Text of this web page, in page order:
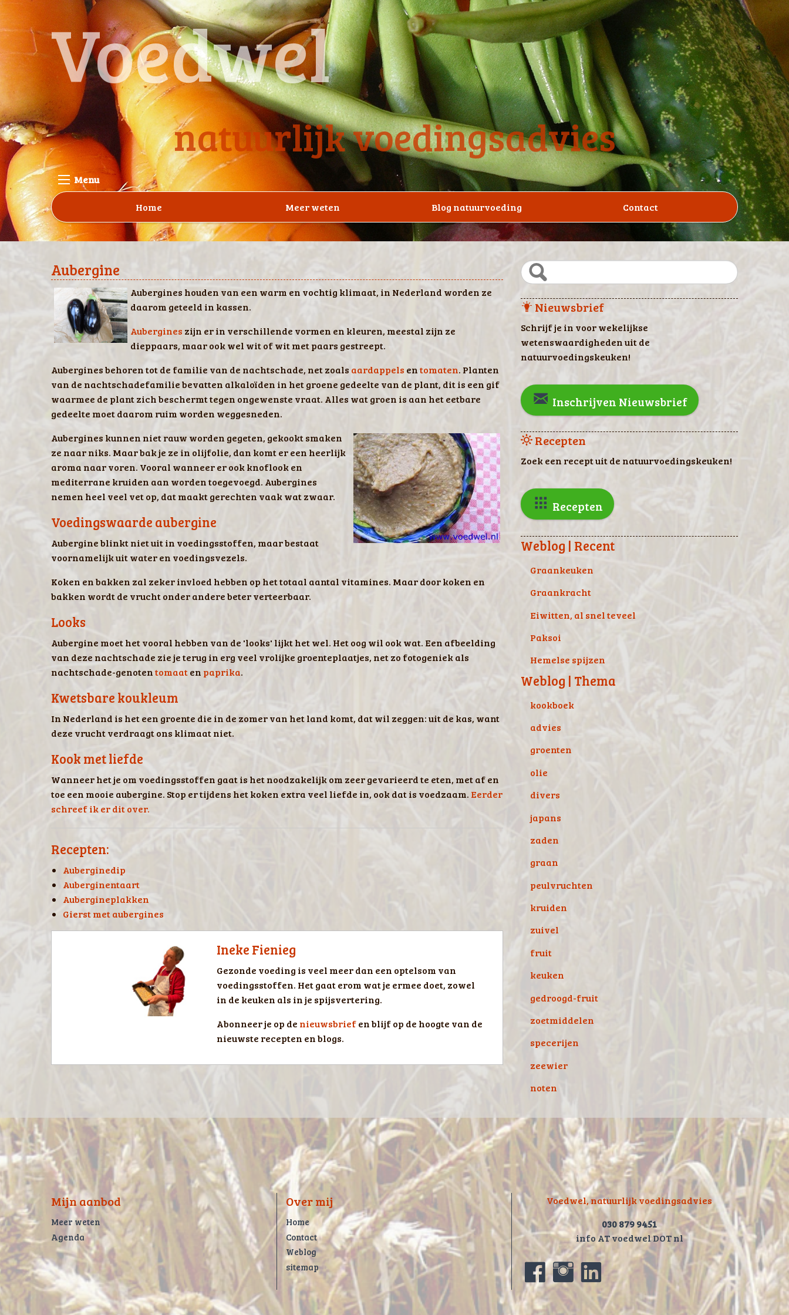
Voedwel
natuurlijk voedingsadvies
Menu
Home Meer weten Blog natuurvoeding Contact
Aubergine
Aubergines houden van een warm en vochtig klimaat, in Nederland worden ze
daarom geteeld in kassen.
Aubergines zijn er in verschillende vormen en kleuren, meestal zijn ze
dieppaars, maar ook wel wit of wit met paars gestreept.
Aubergines behoren tot de familie van de nachtschade, net zoals aardappels entomaten. Planten
van de nachtschadefamilie bevatten alkaloïden in het groene gedeelte van de plant, dit is een gif
waarmee de plant zich beschermt tegen ongewenste vraat. Alles wat groen is aan het eetbare
gedeelte moet daarom ruim worden weggesneden.
Aubergines kunnen niet rauw worden gegeten, gekookt smaken
ze naar niks. Maar bak je ze in olijfolie, dan komt er een heerlijk
aroma naar voren. Vooral wanneer er ook knoflook en
mediterrane kruiden aan worden toegevoegd. Aubergines
nemen heel veel vet op, dat maakt gerechten vaak wat zwaar.
Voedingswaarde aubergine
Aubergine blinkt niet uit in voedingsstoffen, maar bestaat
voornamelijk uit water en voedingsvezels.
Koken en bakken zal zeker invloed hebben op het totaal aantal vitamines. Maar door koken en
bakken wordt de vrucht onder andere beter verteerbaar.
Looks
Aubergine moet het vooral hebben van de 'looks' lijkt het wel. Het oog wil ook wat. Een afbeelding
van deze nachtschade zie je terug in erg veel vrolijke groenteplaatjes, net zo fotogeniek als
nachtschade-genotentomaaten paprika.
Kwetsbare koukleum
In Nederland is het een groente die in de zomer van het land komt, dat wil zeggen: uit de kas, want
deze vrucht verdraagt ons klimaat niet.
Kook met liefde
Wanneer het je om voedingsstoffen gaat is het noodzakelijk om zeer gevarieerd te eten, met af en
toe een mooie aubergine. Stop er tijdens het koken extra veel liefde in, ook dat is voedzaam. Eerder
schreef ik er dit over.
Recepten:
Auberginedip
Auberginentaart
Aubergineplakken
Gierst met aubergines
Ineke Fienieg
Gezonde voeding is veel meer dan een optelsom van
voedingsstoffen. Het gaat erom wat je ermee doet, zowel
in de keuken als in je spijsvertering.
Abonneer je op de nieuwsbriefen blijf op de hoogte van de
nieuwste recepten en blogs.
Nieuwsbrief
Schrijf je in voor wekelijkse
wetenswaardigheden uit de
natuurvoedingskeuken!
Inschrijven Nieuwsbrief
Recepten
Zoek een recept uit de natuurvoedingskeuken!
Recepten
Weblog | Recent
Graankeuken
Graankracht
Eiwitten, al snel teveel
Paksoi
Hemelse spijzen
Weblog | Thema
kookboek
advies
groenten
olie
divers
japans
zaden
graan
peulvruchten
kruiden
zuivel
fruit
keuken
gedroogd-fruit
zoetmiddelen
specerijen
zeewier
noten
Mijn aanbod
Meer weten
Agenda
Over mij
Home
Contact
Weblog
sitemap
Voedwel, natuurlijk voedingsadvies
030 879 9451
info AT voedwel DOT nl